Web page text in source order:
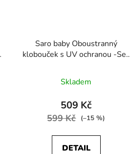
Saro baby Oboustranný
klobouček s UV ochranou -Sea
Skladem
509 Kč
599 Kč (–15 %)
DETAIL